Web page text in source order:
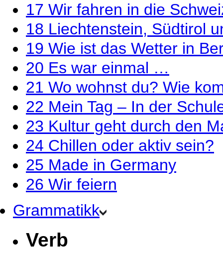
17 Wir fahren in die
18 Liechtenstein, Südtirol
19 Wie ist das Wetter in
20 Es war einmal …
21 Wo wohnst du? Wie
22 Mein Tag – In der
23 Kultur geht durch den
24 Chillen oder aktiv sein?
25 Made in Germany
26 Wir feiern
Grammatikk
Verb